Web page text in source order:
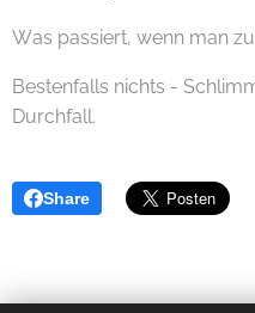
Was passiert, wenn man
Bestenfalls nichts -
Durchfall.
Share